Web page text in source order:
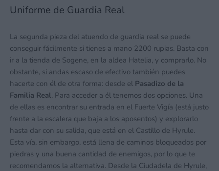
Uniforme de Guardia Real
La segunda pieza del atuendo de guardia real se puede
conseguir fácilmente si tienes a mano 2200 rupias. Basta con
ir a la tienda de Sogene, en la aldea Hatelia, y comprarlo. No
obstante, si andas escaso de efectivo también puedes
hacerte con él de otra forma: desde el Pasadizo de la
Familia Real. Para acceder a él tenemos dos opciones. Una
de ellas es encontrar su entrada en el Fuerte Vigía (está justo
frente a la escalera que baja a los aposentos) y explorarlo
hasta dar con su salida, que está en el Castillo de Hyrule.
Esta vía, sin embargo, está llena de caminos bloqueados por
piedras y una buena cantidad de enemigos, por lo que te
recomendamos la alternativa. Desde la Ciudadela de Hyrule,